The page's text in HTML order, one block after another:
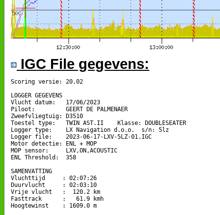
IGC File gegevens:
Scoring versie: 20.02
LOGGER GEGEVENS
Vlucht datum:   17/06/2023
Piloot:         GEERT DE PALMENAER
Zweefvliegtuig: D3510
Toestel type:   TWIN AST.II    Klasse: DOUBLESEATER
Logger type:    LX Navigation d.o.o.  s/n: 5lz
Logger file:    2023-06-17-LXV-5LZ-01.IGC
Motor detectie: ENL + MOP
MOP sensor:     LXV,ON,ACOUSTIC
ENL Threshold:  358
SAMENVATTING
Vluchttijd     : 02:07:26
Duurvlucht     : 02:03:10
Vrije vlucht   :  120.2 km
Fasttrack      :   61.9 kmh
Hoogtewinst    : 1609.0 m